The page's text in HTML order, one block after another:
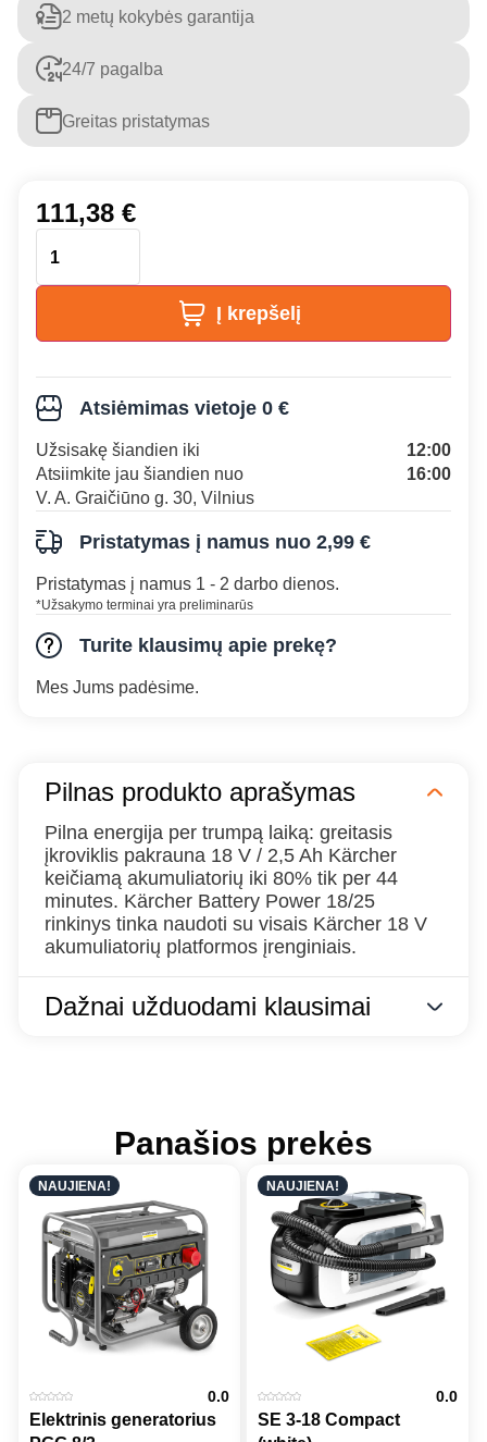
2 metų kokybės garantija
24/7 pagalba
Greitas pristatymas
111,38 €
Į krepšelį
Atsiėmimas vietoje 0 €
Užsisakę šiandien iki
12:00
Atsiimkite jau šiandien nuo
16:00
V. A. Graičiūno g. 30, Vilnius
Pristatymas į namus nuo 2,99 €
Pristatymas į namus 1 - 2 darbo dienos.
*Užsakymo terminai yra preliminarūs
Turite klausimų apie prekę?
Mes Jums padėsime.
Pilnas produkto aprašymas
Pilna energija per trumpą laiką: greitasis
įkroviklis pakrauna 18 V / 2,5 Ah Kärcher
keičiamą akumuliatorių iki 80% tik per 44
minutes. Kärcher Battery Power 18/25
rinkinys tinka naudoti su visais Kärcher 18 V
akumuliatorių platformos įrenginiais.
Dažnai užduodami klausimai
Panašios prekės
NAUJIENA!
0.0
Elektrinis generatorius
NAUJIENA!
0.0
SE 3-18 Compact